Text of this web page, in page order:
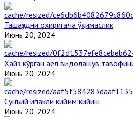
Ташаҳҳудни охиригача ўқимаслик
Июнь 20, 2024
Ҳайз кўрган аёл видолашув
Июнь 20, 2024
Сунъий ипакли кийим кийиш
Июнь 20, 2024